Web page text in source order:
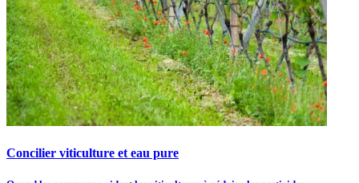
Concilier viticulture et eau pure